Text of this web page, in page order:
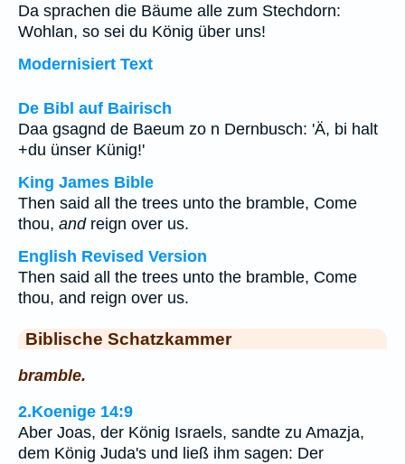
Da sprachen die Bäume alle zum Stechdorn:
Wohlan, so sei du König über uns!
Modernisiert Text
De Bibl auf Bairisch
Daa gsagnd de Baeum zo n Dernbusch: 'Ä, bi halt
+du ünser Künig!'
King James Bible
Then said all the trees unto the bramble, Come
thou, andreign over us.
English Revised Version
Then said all the trees unto the bramble, Come
thou, and reign over us.
Biblische Schatzkammer
bramble.
2.Koenige 14:9
Aber Joas, der König Israels, sandte zu Amazja,
dem König Juda's und ließ ihm sagen: Der